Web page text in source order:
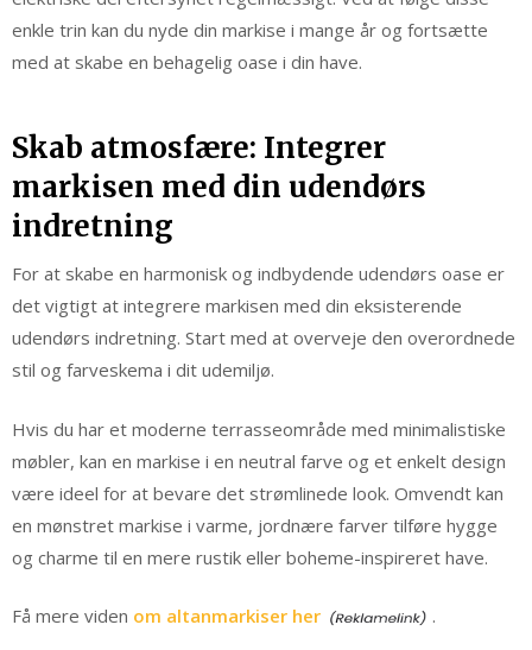
enkle trin kan du nyde din markise i mange år og fortsætte
med at skabe en behagelig oase i din have.
Skab atmosfære: Integrer
markisen med din udendørs
indretning
For at skabe en harmonisk og indbydende udendørs oase er
det vigtigt at integrere markisen med din eksisterende
udendørs indretning. Start med at overveje den overordnede
stil og farveskema i dit udemiljø.
Hvis du har et moderne terrasseområde med minimalistiske
møbler, kan en markise i en neutral farve og et enkelt design
være ideel for at bevare det strømlinede look. Omvendt kan
en mønstret markise i varme, jordnære farver tilføre hygge
og charme til en mere rustik eller boheme-inspireret have.
Få mere viden om altanmarkiser her .